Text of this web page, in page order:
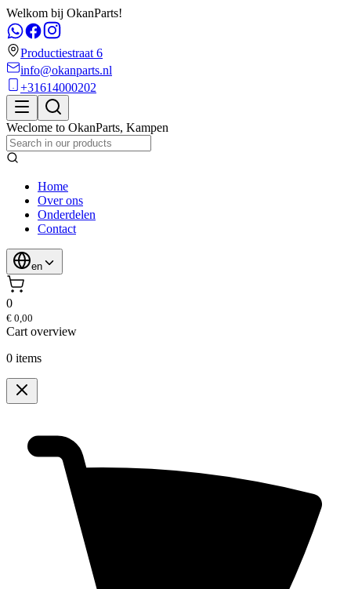
Welkom bij OkanParts!
Productiestraat 6
info@okanparts.nl
+31614000202
Weclome to OkanParts, Kampen
Home
Over ons
Onderdelen
Contact
en
0
€ 0,00
Cart overview
0 items